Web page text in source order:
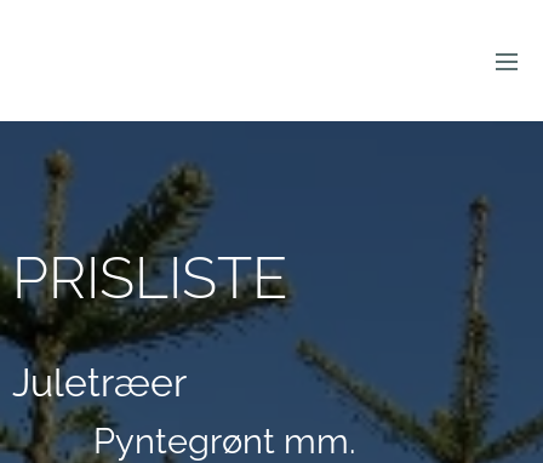
PRISLISTE
Juletræer
Pyntegrønt mm.